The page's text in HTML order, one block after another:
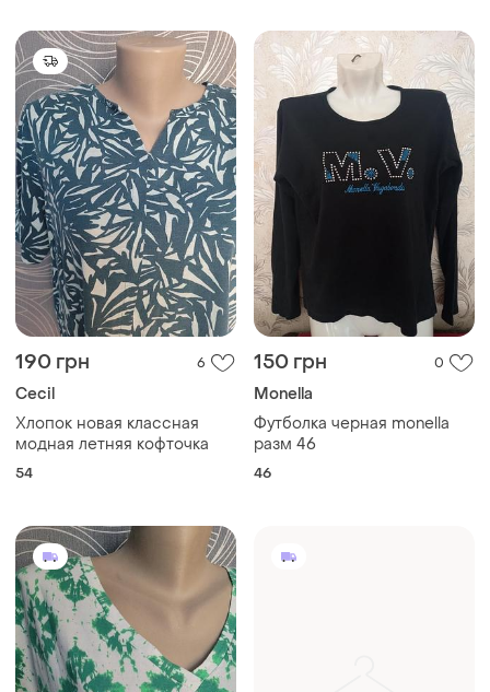
190 грн 6
Cecil
Хлопок новая классная
модная летняя кофточка
54
150 грн 0
Monella
Футболка черная monella
разм 46
46